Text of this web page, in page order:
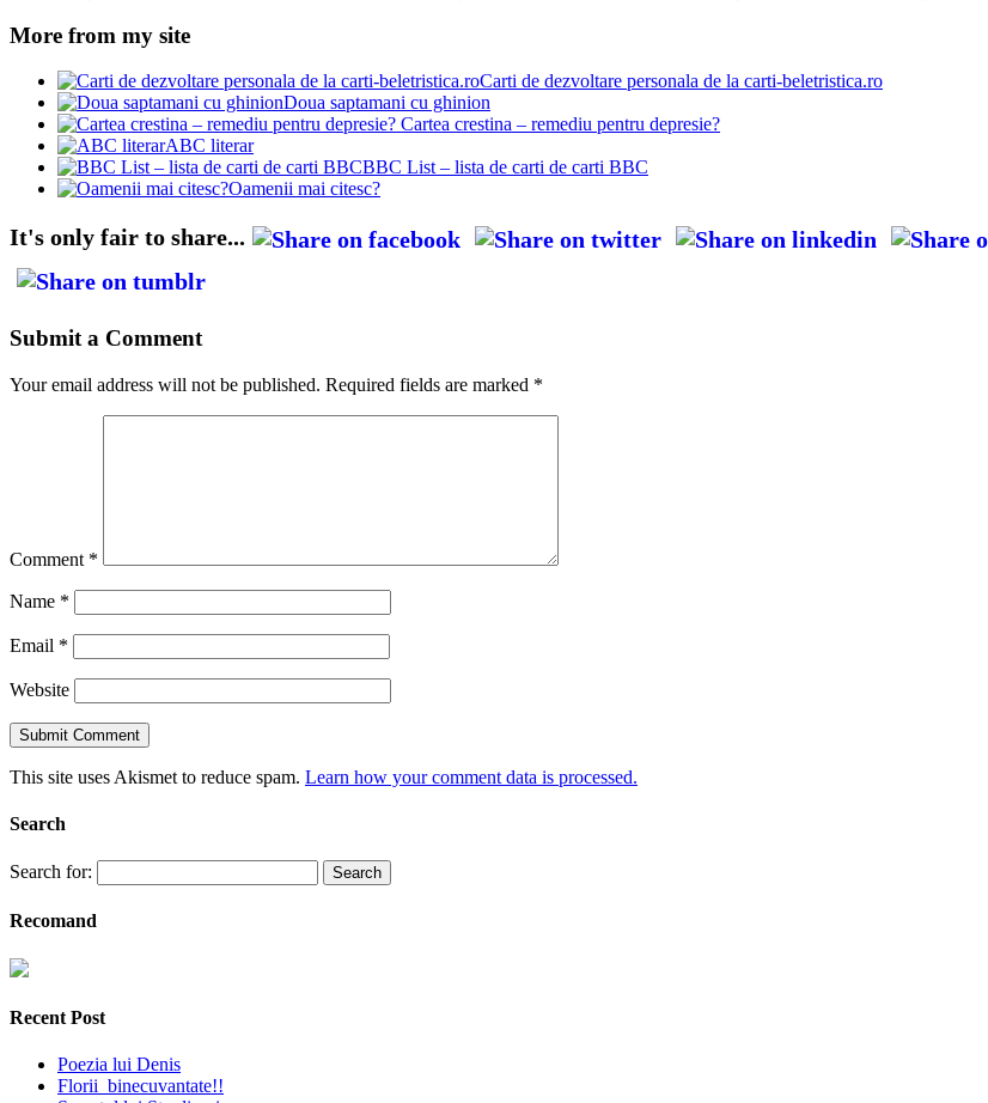
More from my site
Carti de dezvoltare personala de la carti-beletristica.ro
Doua saptamani cu ghinion
Cartea crestina – remediu pentru depresie?
ABC literar
BBC List – lista de carti de carti BBC
Oamenii mai citesc?
It's only fair to share...
Submit a Comment
Your email address will not be published. Required fields are marked *
Comment *
Name *
Email *
Website
This site uses Akismet to reduce spam. Learn how your comment data is processed.
Search
Search for:
Recomand
Recent Post
Poezia lui Denis
Florii binecuvantate!!